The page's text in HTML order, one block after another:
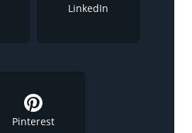
LinkedIn
Pinterest